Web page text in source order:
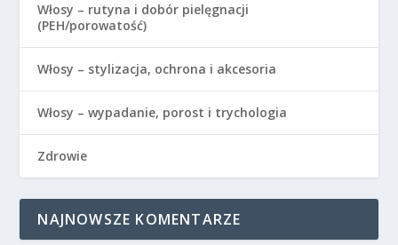
Włosy – rutyna i dobór pielęgnacji
(PEH/porowatość)
Włosy – stylizacja, ochrona i akcesoria
Włosy – wypadanie, porost i trychologia
Zdrowie
NAJNOWSZE KOMENTARZE